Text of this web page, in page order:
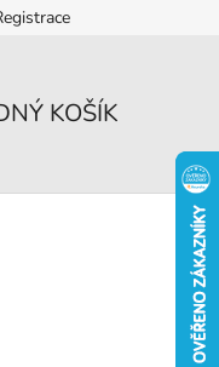
KOŠÍK